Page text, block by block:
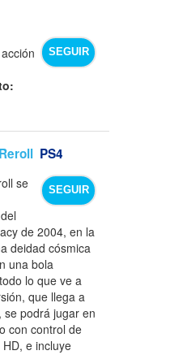
SEGUIR
PS4
SEGUIR
se
de 2004, en la
deidad cósmica
una bola
lo que ve a
que llega a
se podrá jugar en
con control de
e incluye